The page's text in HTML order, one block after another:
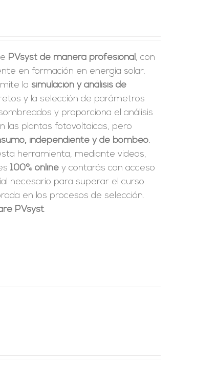
PVsyst de manera profesional, con
en formación en energía solar.
la simulación y análisis de
y la selección de parámetros
y proporciona el análisis
las plantas fotovoltaicas, pero
independiente y de bombeo.
herramienta, mediante videos,
100% online y contarás con acceso
necesario para superar el curso.
en los procesos de selección.
PVsyst.